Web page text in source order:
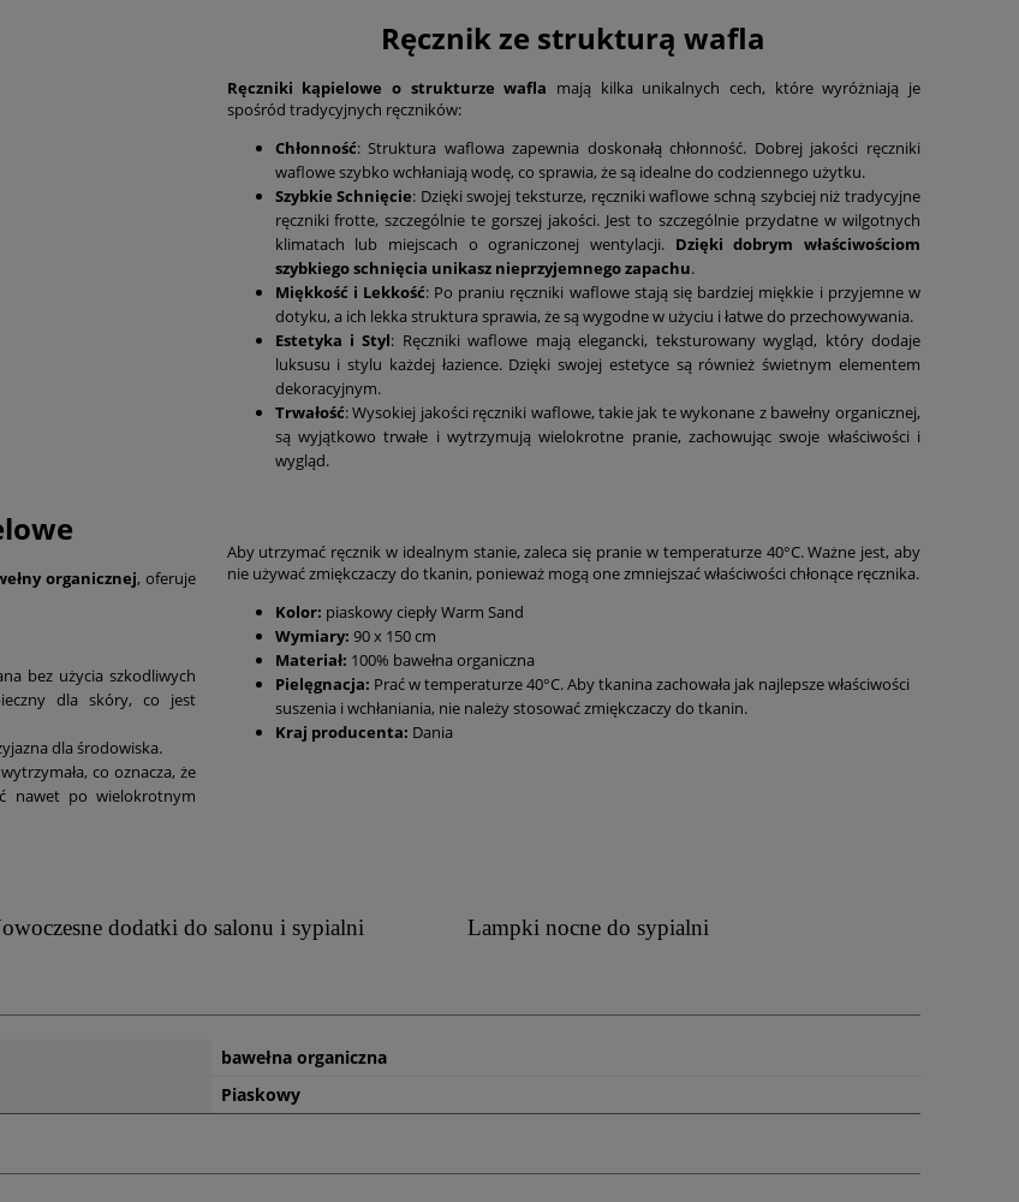
Ręcznik ze strukturą wafla
Ręczniki kąpielowe o strukturze wafla mają kilka unikalnych cech, które wyróżniają je
spośród tradycyjnych ręczników:
Chłonność: Struktura waflowa zapewnia doskonałą chłonność. Dobrej jakości ręczniki
waflowe szybko wchłaniają wodę, co sprawia, że są idealne do codziennego użytku.
Szybkie Schnięcie: Dzięki swojej teksturze, ręczniki waflowe schną szybciej niż tradycyjne
ręczniki frotte, szczególnie te gorszej jakości. Jest to szczególnie przydatne w wilgotnych
klimatach lub miejscach o ograniczonej wentylacji. Dzięki dobrym właściwościom
szybkiego schnięcia unikasz nieprzyjemnego zapachu.
Miękkość i Lekkość: Po praniu ręczniki waflowe stają się bardziej miękkie i przyjemne w
dotyku, a ich lekka struktura sprawia, że są wygodne w użyciu i łatwe do przechowywania.
Estetyka i Styl: Ręczniki waflowe mają elegancki, teksturowany wygląd, który dodaje
luksusu i stylu każdej łazience. Dzięki swojej estetyce są również świetnym elementem
dekoracyjnym.
Trwałość: Wysokiej jakości ręczniki waflowe, takie jak te wykonane z bawełny organicznej,
są wyjątkowo trwałe i wytrzymują wielokrotne pranie, zachowując swoje właściwości i
wygląd.
organicznej, oferuje
bez użycia szkodliwych
dla skóry, co jest
dla środowiska.
co oznacza, że
nawet po wielokrotnym
Aby utrzymać ręcznik w idealnym stanie, zaleca się pranie w temperaturze 40°C. Ważne jest, aby
nie używać zmiękczaczy do tkanin, ponieważ mogą one zmniejszać właściwości chłonące ręcznika.
Kolor: piaskowy ciepły Warm Sand
Wymiary: 90 x 150 cm
Materiał: 100% bawełna organiczna
Pielęgnacja: Prać w temperaturze 40°C. Aby tkanina zachowała jak najlepsze właściwości
suszenia i wchłaniania, nie należy stosować zmiękczaczy do tkanin.
Kraj producenta: Dania
dodatki do salonu i sypialni Lampki nocne do sypialni
bawełna organiczna
Piaskowy